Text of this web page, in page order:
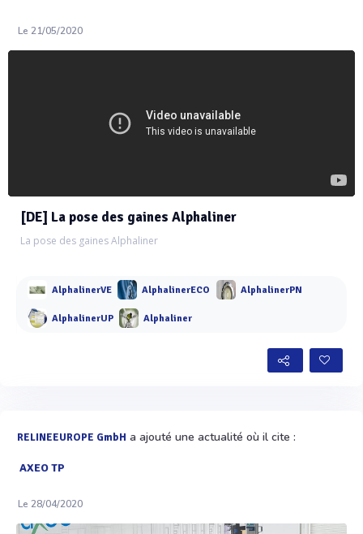
Le 21/05/2020
[DE] La pose des gaines Alphaliner
La pose des gaines Alphaliner
AlphalinerVE AlphalinerECO AlphalinerPN
AlphalinerUP Alphaliner
RELINEEUROPE GmbH a ajouté une actualité où il cite :
AXEO TP
Le 28/04/2020